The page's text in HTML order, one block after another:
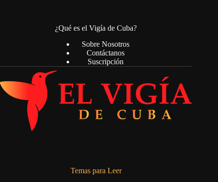
¿Qué es el Vigía de Cuba?
Sobre Nosotros
Contáctanos
Suscripción
Temas para Leer